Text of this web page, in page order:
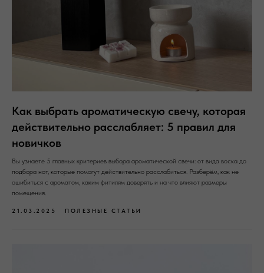
Как выбрать ароматическую свечу, которая
действительно расслабляет: 5 правил для
новичков
Вы узнаете 5 главных критериев выбора ароматической свечи: от вида воска до
подбора нот, которые помогут действительно расслабиться. Разберём, как не
ошибиться с ароматом, каким фитилям доверять и на что влияют размеры
помещения.
21.03.2025 ПОЛЕЗНЫЕ СТАТЬИ